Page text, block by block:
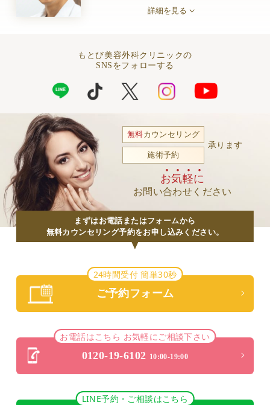
詳細を見る
もとび美容外科クリニックの
SNSをフォローする
無料カウンセリング
施術予約
承ります
お気軽に
お問い合わせください
まずはお電話またはフォームから
無料カウンセリング予約をお申し込みください。
24時間受付 簡単30秒
ご予約フォーム
お電話はこちら お気軽にご相談下さい
0120-19-6102 10:00-19:00
LINE予約・ご相談はこちら